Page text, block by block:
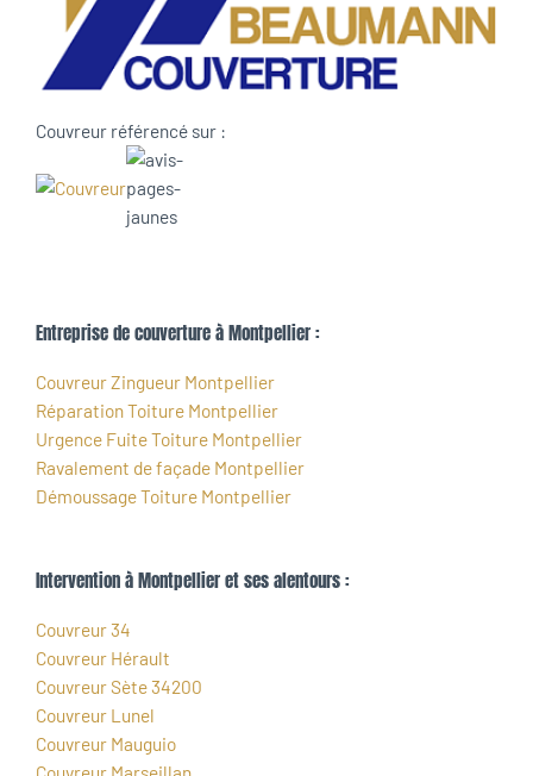
Couvreur référencé sur :
Entreprise de couverture à Montpellier :
Couvreur Zingueur Montpellier
Réparation Toiture Montpellier
Urgence Fuite Toiture Montpellier
Ravalement de façade Montpellier
Démoussage Toiture Montpellier
Intervention à Montpellier et ses alentours :
Couvreur 34
Couvreur Hérault
Couvreur Sète 34200
Couvreur Lunel
Couvreur Mauguio